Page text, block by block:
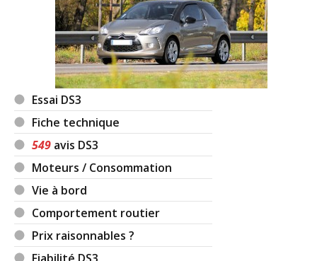
Essai DS3
Fiche technique
549 avis DS3
Moteurs / Consommation
Vie à bord
Comportement routier
Prix raisonnables ?